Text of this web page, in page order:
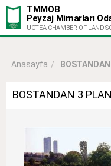
TMMOB
Peyzaj Mimarları
UCTEA CHAMBER OF
Anasayfa
BOSTANDAN 3